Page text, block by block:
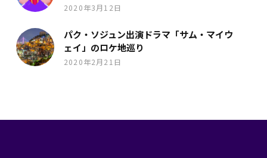
2020年3月12日
パク・ソジュン出演ドラマ「サム・マイウ
ェイ」のロケ地巡り
2020年2月21日